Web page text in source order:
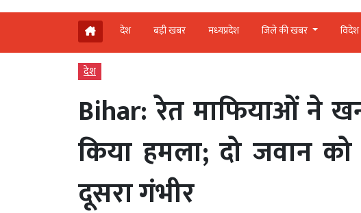
देश बड़ी खबर मध्‍यप्रदेश जिले की खबर विदेश
देश
Bihar: रेत माफियाओं ने
किया हमला; दो जवान
दूसरा गंभीर